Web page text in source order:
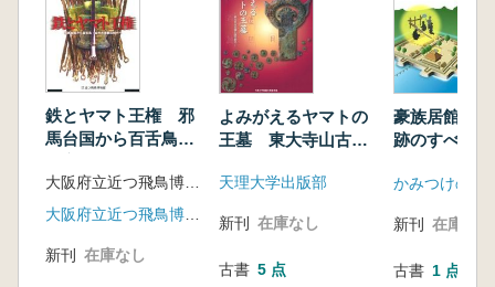
鉄とヤマト王権 邪
馬台国から百舌鳥・
新刊 在庫なし
よみがえるヤマトの
王墓 東大寺山古墳
天理大学出版部
新刊 在庫なし
古書 5 点
豪族居館三
跡のすべて
かみつけの里
新刊 在庫なし
古書 1 点